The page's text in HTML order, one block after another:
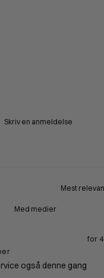
Skriv en anmeldelse
Med medier
for
også denne gang